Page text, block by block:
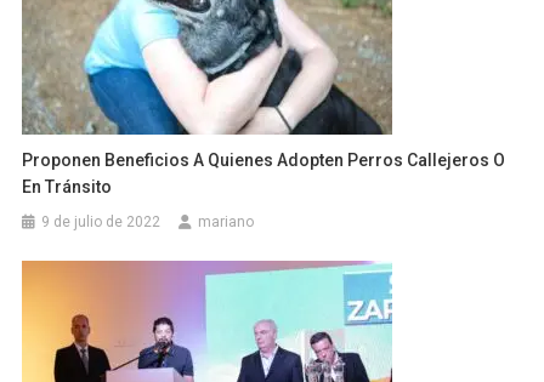
Proponen Beneficios A Quienes Adopten Perros Callejeros O
En Tránsito
9 de julio de 2022 mariano